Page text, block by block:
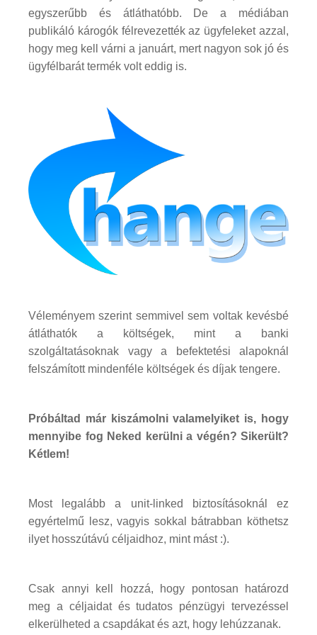
egyszerűbb és átláthatóbb. De a médiában
publikáló károgók félrevezették az ügyfeleket azzal,
hogy meg kell várni a januárt, mert nagyon sok jó és
ügyfélbarát termék volt eddig is.
Véleményem szerint semmivel sem voltak kevésbé
átláthatók a költségek, mint a banki
szolgáltatásoknak vagy a befektetési alapoknál
felszámított mindenféle költségek és díjak tengere.
Próbáltad már kiszámolni valamelyiket is, hogy
mennyibe fog Neked kerülni a végén? Sikerült?
Kétlem!
Most legalább a unit-linked biztosításoknál ez
egyértelmű lesz, vagyis sokkal bátrabban köthetsz
ilyet hosszútávú céljaidhoz, mint mást :).
Csak annyi kell hozzá, hogy pontosan határozd
meg a céljaidat és tudatos pénzügyi tervezéssel
elkerülheted a csapdákat és azt, hogy lehúzzanak.